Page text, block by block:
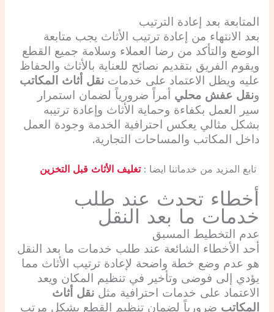
المتابعة بعد إعادة الترتيب
بعد الانتهاء من إعادة ترتيب الأثاث يجب متابعة
الوضع والتأكد من رضا العملاء وسلامة جميع القطع
ويقوم الفريق بتقديم نصائح للعناية بالأثاث والحفاظ
عليه ويظل الاعتماد على خدمات نقل أثاث المكاتب
ونقل عفش محلي أمراً ضرورياً لضمان استمرار
سير العمل بكفاءة وحماية الأثاث وإعادة ترتيبه
بشكل مثالي يعكس احترافية الخدمة وجودة العمل
داخل المكاتب والمساحات التجارية.
تابع المزيد من خدماتنا ايضا :تغليف الأثاث قبل التخزين
أخطاء تحدث عند طلب
خدمات ما بعد النقل
عدم التخطيط المسبق
أحد الأخطاء الشائعة عند طلب خدمات ما بعد النقل
هو عدم وضع خطة واضحة لإعادة ترتيب الأثاث مما
يؤدي إلى فوضى وتأخير في تنظيم المكان ويعد
الاعتماد على خدمات احترافية مثل نقل أثاث
المكاتب ضرورياً لضمان تنظيم القطع بشكل مرتب